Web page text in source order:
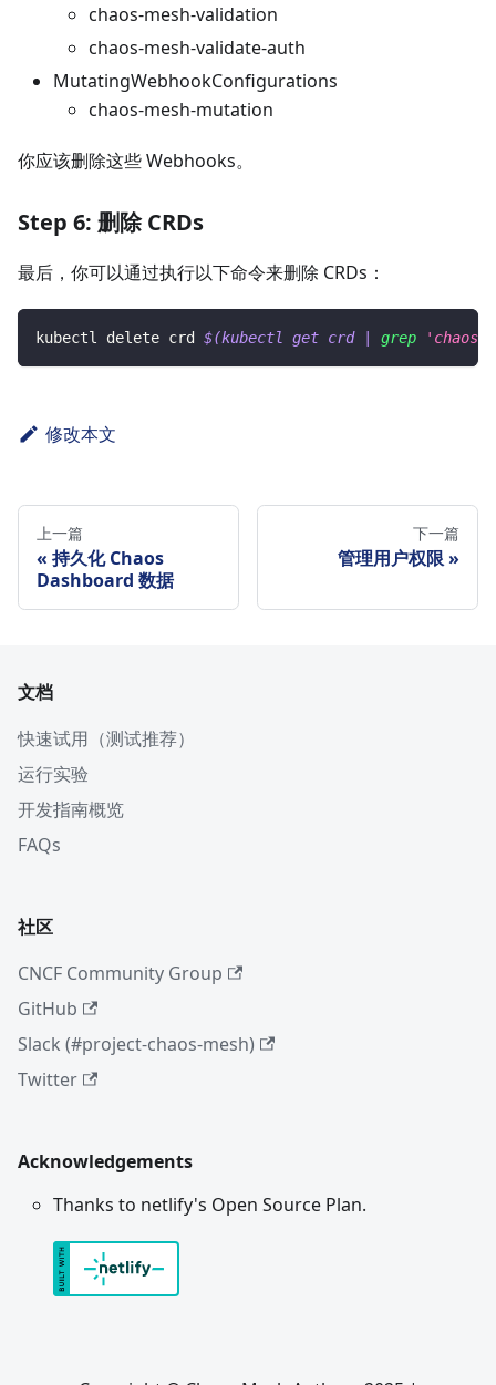
chaos-mesh-validation
chaos-mesh-validate-auth
MutatingWebhookConfigurations
chaos-mesh-mutation
你应该删除这些 Webhooks。
Step 6: 删除 CRDs
最后，你可以通过执行以下命令来删除 CRDs：
kubectl delete crd $(kubectl get crd grep 'chaos-
修改本文
上一篇
持久化 Chaos
Dashboard 数据
下一篇
管理用户权限
文档
快速试用（测试推荐）
运行实验
开发指南概览
FAQs
社区
CNCF Community Group
GitHub
Slack (#project-chaos-mesh)
Twitter
Acknowledgements
Thanks to netlify's Open Source Plan.